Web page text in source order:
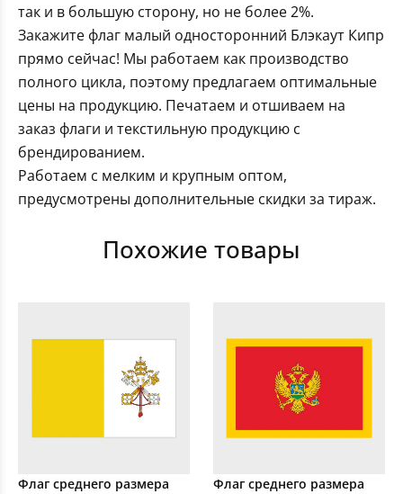
так и в большую сторону, но не более 2%.
Закажите флаг малый односторонний Блэкаут Кипр
прямо сейчас! Мы работаем как производство
полного цикла, поэтому предлагаем оптимальные
цены на продукцию. Печатаем и отшиваем на
заказ флаги и текстильную продукцию с
брендированием.
Работаем с мелким и крупным оптом,
предусмотрены дополнительные скидки за тираж.
Похожие товары
Флаг среднего размера
Флаг среднего размера